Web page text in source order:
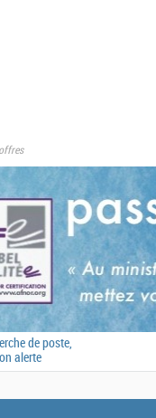
de poste,
alerte